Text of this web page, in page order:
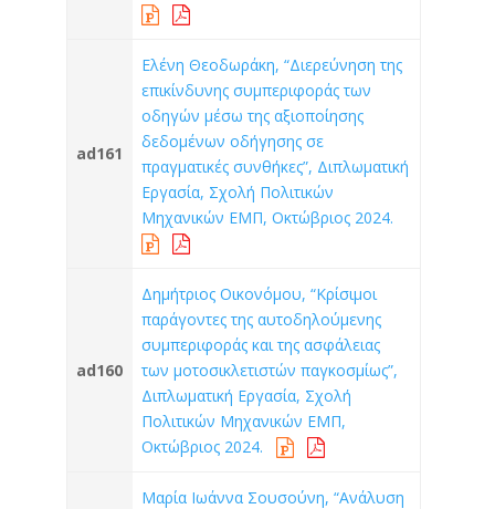
ad161
Ελένη Θεοδωράκη, “Διερεύνηση της
επικίνδυνης συμπεριφοράς των
οδηγών μέσω της αξιοποίησης
δεδομένων οδήγησης σε
πραγματικές συνθήκες”, Διπλωματική
Εργασία, Σχολή Πολιτικών
Μηχανικών ΕΜΠ, Οκτώβριος 2024.
ad160
Δημήτριος Οικονόμου, “Κρίσιμοι
παράγοντες της αυτοδηλούμενης
συμπεριφοράς και της ασφάλειας
των μοτοσικλετιστών παγκοσμίως”,
Διπλωματική Εργασία, Σχολή
Πολιτικών Μηχανικών ΕΜΠ,
Οκτώβριος 2024.
Μαρία Ιωάννα Σουσούνη, “Ανάλυση